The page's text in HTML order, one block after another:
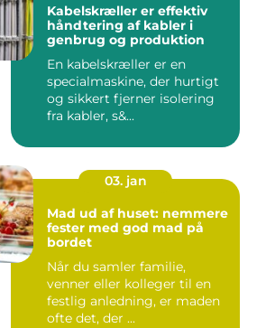
Kabelskræller er effektiv
håndtering af kabler i
genbrug og produktion
En kabelskræller er en
specialmaskine, der hurtigt
og sikkert fjerner isolering
fra kabler, s&...
03. jan
Mad ud af huset: nemmere
fester med god mad på
bordet
Når du samler familie,
venner eller kolleger til en
festlig anledning, er maden
ofte det, der ...